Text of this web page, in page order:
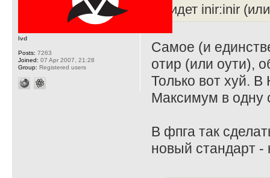
идет inir:inir
Самое (и
отир (или оути),
Только вот хуй.
Максимум в одну
В фпга так
новый стандарт -
lvd
Posts: 7263
Joined: 07 Apr 2007, 21:28
Group: Registered users